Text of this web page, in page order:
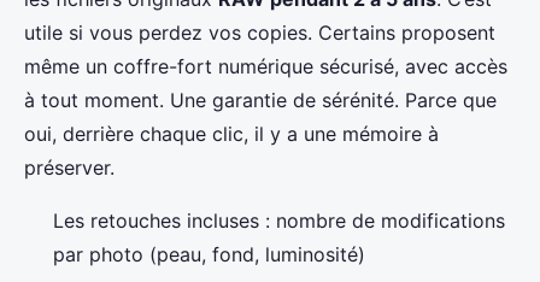
utile si vous perdez vos copies. Certains proposent
même un coffre-fort numérique sécurisé, avec accès
à tout moment. Une garantie de sérénité. Parce que
oui, derrière chaque clic, il y a une mémoire à
préserver.
Les retouches incluses : nombre de modifications
par photo (peau, fond, luminosité)